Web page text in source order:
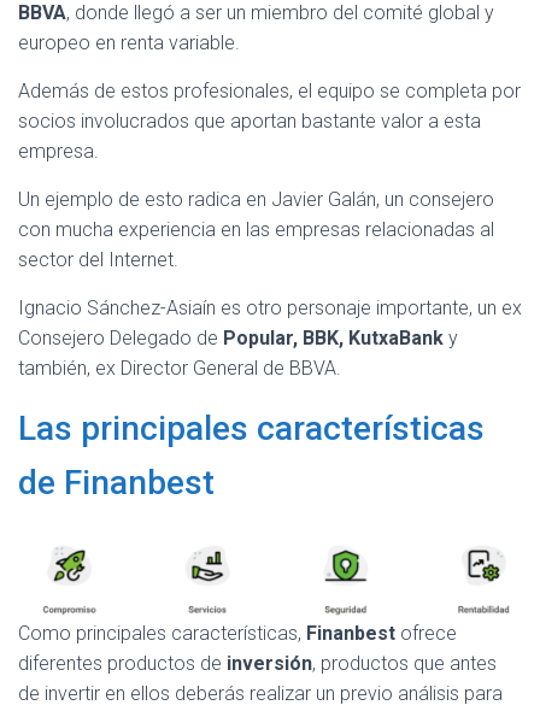
BBVA, donde llegó a ser un miembro del comité global y
europeo en renta variable.
Además de estos profesionales, el equipo se completa por
socios involucrados que aportan bastante valor a esta
empresa.
Un ejemplo de esto radica en Javier Galán, un consejero
con mucha experiencia en las empresas relacionadas al
sector del Internet.
Ignacio Sánchez-Asiaín es otro personaje importante, un ex
Consejero Delegado de Popular, BBK, KutxaBank y
también, ex Director General de BBVA.
Las principales características
de Finanbest
Como principales características, Finanbest ofrece
diferentes productos de inversión, productos que antes
de invertir en ellos deberás realizar un previo análisis para